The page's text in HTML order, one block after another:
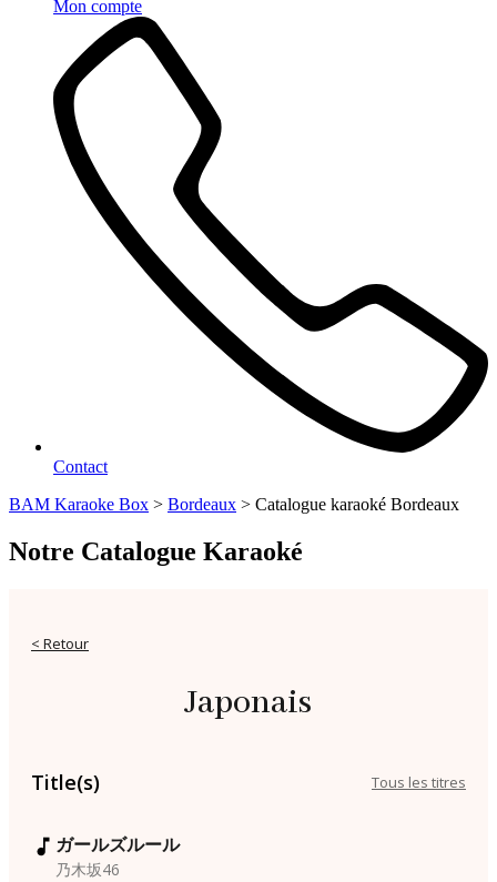
Mon compte
Contact
BAM Karaoke Box > Bordeaux > Catalogue karaoké Bordeaux
Notre Catalogue Karaoké
< Retour
Japonais
Title(s) Tous les titres
ガールズルール
乃木坂46